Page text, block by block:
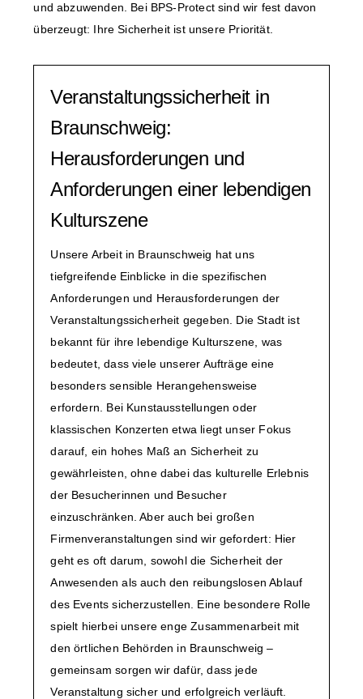
und abzuwenden. Bei BPS-Protect sind wir fest davon
überzeugt: Ihre Sicherheit ist unsere Priorität.
Veranstaltungssicherheit in
Braunschweig:
Herausforderungen und
Anforderungen einer lebendigen
Kulturszene
Unsere Arbeit in Braunschweig hat uns
tiefgreifende Einblicke in die spezifischen
Anforderungen und Herausforderungen der
Veranstaltungssicherheit gegeben. Die Stadt ist
bekannt für ihre lebendige Kulturszene, was
bedeutet, dass viele unserer Aufträge eine
besonders sensible Herangehensweise
erfordern. Bei Kunstausstellungen oder
klassischen Konzerten etwa liegt unser Fokus
darauf, ein hohes Maß an Sicherheit zu
gewährleisten, ohne dabei das kulturelle Erlebnis
der Besucherinnen und Besucher
einzuschränken. Aber auch bei großen
Firmenveranstaltungen sind wir gefordert: Hier
geht es oft darum, sowohl die Sicherheit der
Anwesenden als auch den reibungslosen Ablauf
des Events sicherzustellen. Eine besondere Rolle
spielt hierbei unsere enge Zusammenarbeit mit
den örtlichen Behörden in Braunschweig –
gemeinsam sorgen wir dafür, dass jede
Veranstaltung sicher und erfolgreich verläuft.